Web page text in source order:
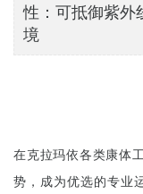
性：可抵御紫外
境
在克拉玛依各类康体
势，成为优选的专业